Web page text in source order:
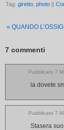
Tag: giretto photo ||
« QUANDO
7 commenti
Pubblicato 7
la dovete
Pubblicato 7
Stasera